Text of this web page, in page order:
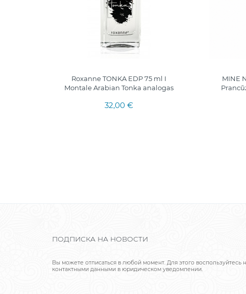
Roxanne TONKA EDP 75 ml I
Montale Arabian Tonka analogas
32,00 €
MINE
ПОДПИСКА НА НОВОСТИ
Вы можете отписаться в любой момент. Для этого воспользуйтесь
контактными данными в юридическом уведомлении.